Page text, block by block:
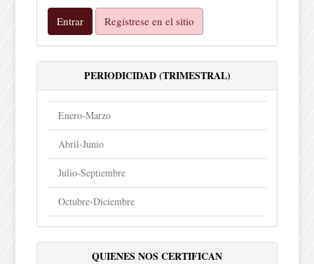
Entrar Regístrese en el sitio
PERIODICIDAD (TRIMESTRAL)
Enero-Marzo
Abril-Junio
Julio-Septiembre
Octubre-Diciembre
QUIENES NOS CERTIFICAN